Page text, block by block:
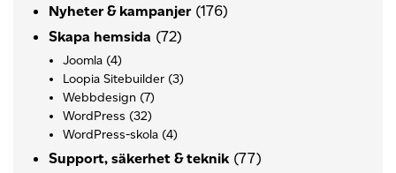
Nyheter & kampanjer (176)
Skapa hemsida (72)
Joomla (4)
Loopia Sitebuilder (3)
Webbdesign (7)
WordPress (32)
WordPress-skola (4)
Support, säkerhet & teknik (77)